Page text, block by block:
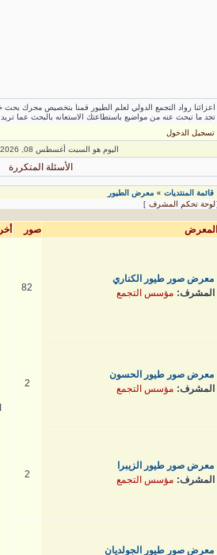
اعزائنا رواد التجمع الدولي لعلم الطيور قمنا بتخصيص محرك
تجد ما تبحث عنه من مواضيع باستطاعتك الاستعانه بالبحث عما تريد
تسجيل الدخول
اليوم هو السبت أغسطس 08, 2026 10:32 pm
الأسئلة المتكررة
قائمة المنتديات » معرض الطيور
لوحة تحكم المشرف ]
المعرض صور
معرض صور طيور الكناري
المشرف: مؤسس التجمع 82
معرض صور طيور الحسون
المشرف: مؤسس التجمع 2
معرض صور طيور الزيبرا
المشرف: مؤسس التجمع 2
معرض صور طيور الجولديان